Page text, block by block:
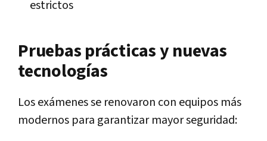
estrictos
Pruebas prácticas y nuevas
tecnologías
Los exámenes se renovaron con equipos más
modernos para garantizar mayor seguridad: